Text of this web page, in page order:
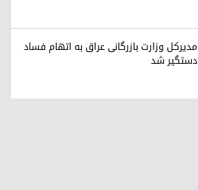
مدیرکل وزارت بازرگانی عراق به اتهام فساد
دستگیر شد